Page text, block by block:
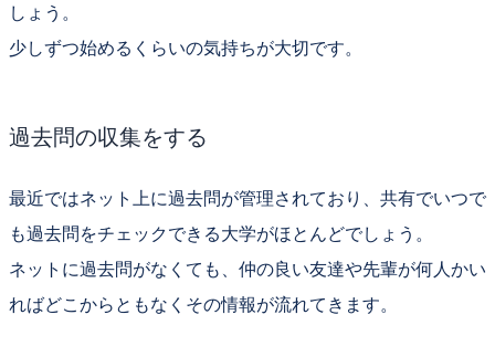
しょう。
少しずつ始めるくらいの気持ちが大切です。
過去問の収集をする
最近ではネット上に過去問が管理されており、共有でいつで
も過去問をチェックできる大学がほとんどでしょう。
ネットに過去問がなくても、仲の良い友達や先輩が何人かい
ればどこからともなくその情報が流れてきます。